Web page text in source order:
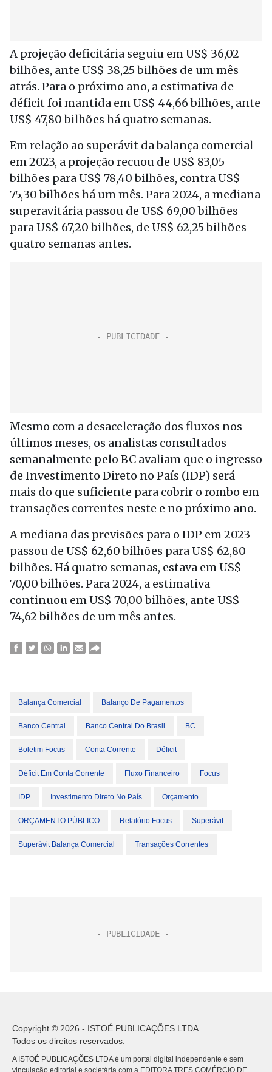
A projeção deficitária seguiu em US$ 36,02
bilhões, ante US$ 38,25 bilhões de um mês
atrás. Para o próximo ano, a estimativa de
déficit foi mantida em US$ 44,66 bilhões, ante
US$ 47,80 bilhões há quatro semanas.
Em relação ao superávit da balança comercial
em 2023, a projeção recuou de US$ 83,05
bilhões para US$ 78,40 bilhões, contra US$
75,30 bilhões há um mês. Para 2024, a mediana
superavitária passou de US$ 69,00 bilhões
para US$ 67,20 bilhões, de US$ 62,25 bilhões
quatro semanas antes.
Mesmo com a desaceleração dos fluxos nos
últimos meses, os analistas consultados
semanalmente pelo BC avaliam que o ingresso
de Investimento Direto no País (IDP) será
mais do que suficiente para cobrir o rombo em
transações correntes neste e no próximo ano.
A mediana das previsões para o IDP em 2023
passou de US$ 62,60 bilhões para US$ 62,80
bilhões. Há quatro semanas, estava em US$
70,00 bilhões. Para 2024, a estimativa
continuou em US$ 70,00 bilhões, ante US$
74,62 bilhões de um mês antes.
Balança Comercial Balanço De Pagamentos
Banco Central Banco Central Do Brasil BC
Boletim Focus Conta Corrente Déficit
Déficit Em Conta Corrente Fluxo Financeiro Focus
IDP Investimento Direto No País Orçamento
ORÇAMENTO PÚBLICO Relatório Focus Superávit
Superávit Balança Comercial Transações Correntes
Copyright © 2026 - ISTOÉ PUBLICAÇÕES LTDA
Todos os direitos reservados.
A ISTOÉ PUBLICAÇÕES LTDA é um portal digital independente e sem
vinculação editorial e societária com a EDITORA TRES COMÉRCIO DE